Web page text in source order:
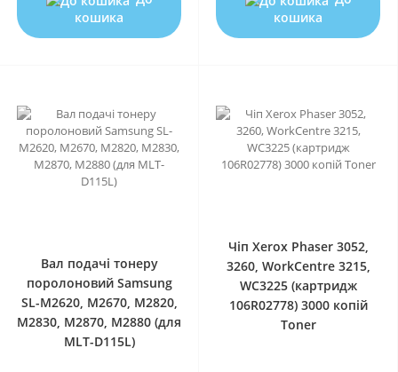
кошика
кошика
Вал подачі тонеру
поролоновий Samsung
SL-M2620, M2670, M2820,
M2830, M2870, M2880 (для
MLT-D115L)
Чіп Xerox Phaser 3052,
3260, WorkCentre 3215,
WC3225 (картридж
106R02778) 3000 копій
Toner